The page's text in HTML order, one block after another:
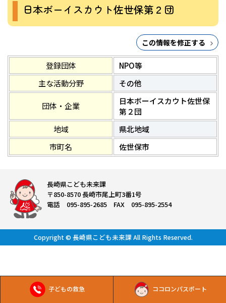
子どもの救急 ココロンパスポート
日本ボーイスカウト佐世保第２団
この情報を修正する
登録団体
NPO等
主な活動分野
その他
団体・企業
日本ボーイスカウト佐世保
第２団
地域
県北地域
市町名
佐世保市
長崎県こども未来課
〒850-8570 長崎市尾上町3番1号
電話 095-895-2685 FAX 095-895-2554
Copyright © 長崎県こども未来課 All Rights Reserved.